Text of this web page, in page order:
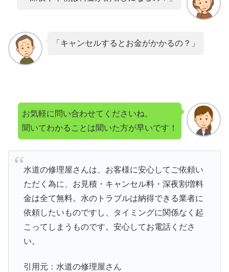
「キャンセルするとお金がかかるの？」
お気軽に問い合わせてくださいね。
聞いてわかることは聞いた方が早いです！
水道の修理屋さんは、お客様に安心してご依頼い
ただく為に、お見積・キャンセル料・深夜割増料
金は全て無料。水のトラブルは納得できる業者に
依頼したいものですし、タイミングに関係なく起
こってしまうものです。安心してお電話くださ
い。
引用元：水道の修理屋さん